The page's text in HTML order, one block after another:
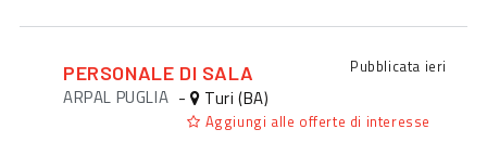
PERSONALE DI SALA Pubblicata ieri
ARPAL PUGLIA - Turi (BA)
Aggiungi alle offerte di interesse